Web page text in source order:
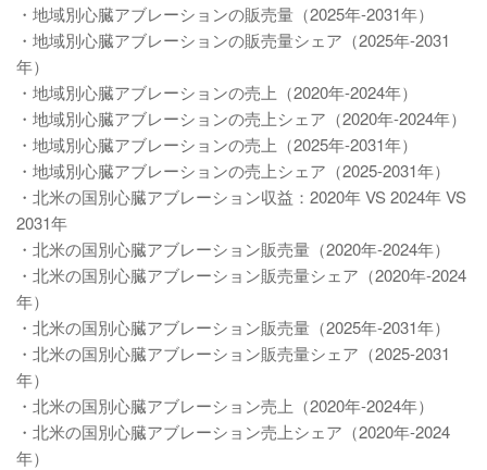
・地域別心臓アブレーションの販売量（2025年-2031年）
・地域別心臓アブレーションの販売量シェア（2025年-2031
年）
・地域別心臓アブレーションの売上（2020年-2024年）
・地域別心臓アブレーションの売上シェア（2020年-2024年）
・地域別心臓アブレーションの売上（2025年-2031年）
・地域別心臓アブレーションの売上シェア（2025-2031年）
・北米の国別心臓アブレーション収益：2020年 VS 2024年 VS
2031年
・北米の国別心臓アブレーション販売量（2020年-2024年）
・北米の国別心臓アブレーション販売量シェア（2020年-2024
年）
・北米の国別心臓アブレーション販売量（2025年-2031年）
・北米の国別心臓アブレーション販売量シェア（2025-2031
年）
・北米の国別心臓アブレーション売上（2020年-2024年）
・北米の国別心臓アブレーション売上シェア（2020年-2024
年）